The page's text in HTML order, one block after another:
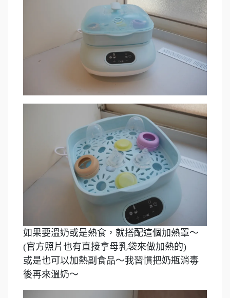
如果要溫奶或是熱食，就搭配這個加熱罩～
(官方照片也有直接拿母乳袋來做加熱的)
或是也可以加熱副食品～我習慣把奶瓶消毒
後再來溫奶～